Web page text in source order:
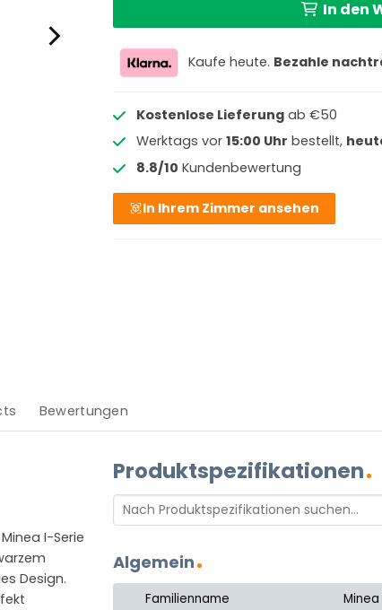
In den
Kaufe heute. Bezahle
Kostenlose Lieferungab €50
Werktags vor 15:00 Uhr bestellt,
8.8/10 Kundenbewertung
In Ihrem Zimmer ansehen
Bewertungen
I-Serie
Design.
Produktspezifikationen
Algemein
Familienname
Minea